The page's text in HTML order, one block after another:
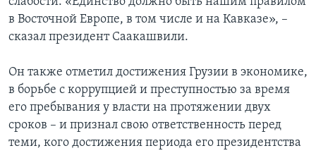
в Восточной Европе, в том числе и на Кавказе», –
сказал президент Саакашвили.
Он также отметил достижения Грузии в экономике,
в борьбе с коррупцией и преступностью за время
его пребывания у власти на протяжении двух
сроков – и признал свою ответственность перед
теми, кого достижения периода его президентства